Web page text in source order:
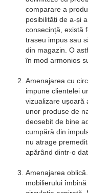
comparare a
posibilități de a-și
consecință, există
traseu impus sau
din magazin. O
în mod armonios
Amenajarea cu
impune clientelei
vizualizare ușoară
unor produse de
deosebit de bine
cumpără din
nu atrage
apărând dintr-o
Amenajarea
mobilierului